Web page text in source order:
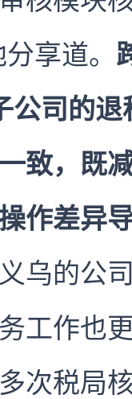
享道。
公司的
致，既
作差异
乌的公
工作也
次税局